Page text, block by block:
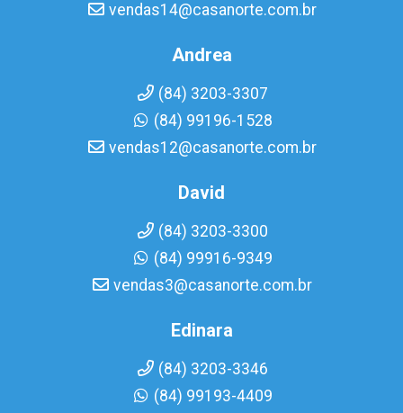
vendas14@casanorte.com.br
Andrea
(84) 3203-3307
(84) 99196-1528
vendas12@casanorte.com.br
David
(84) 3203-3300
(84) 99916-9349
vendas3@casanorte.com.br
Edinara
(84) 3203-3346
(84) 99193-4409